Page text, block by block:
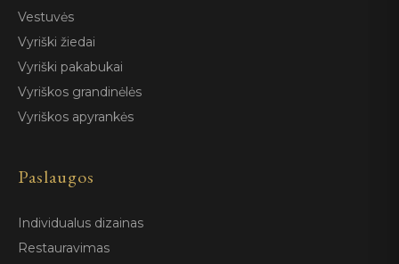
Vestuvės
Vyriški žiedai
Vyriški pakabukai
Vyriškos grandinėlės
Vyriškos apyrankės
Paslaugos
Individualus dizainas
Restauravimas